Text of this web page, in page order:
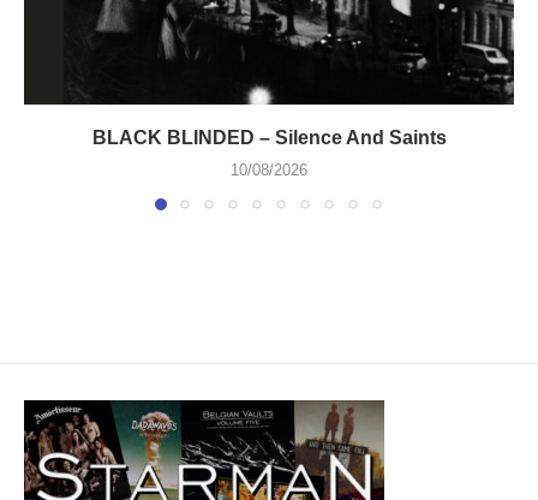
BLACK BLINDED – Silence And Saints
10/08/2026